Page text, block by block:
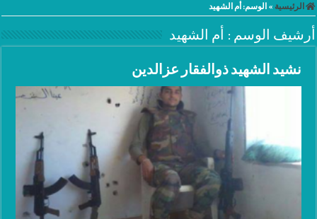
الرئيسية » الوسم:أم الشهيد
أرشيف الوسم : أم الشهيد
نشيد الشهيد ذوالفقار عزالدين